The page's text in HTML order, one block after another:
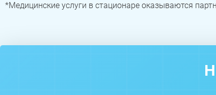
*Медицинские услуги в стационаре оказываются